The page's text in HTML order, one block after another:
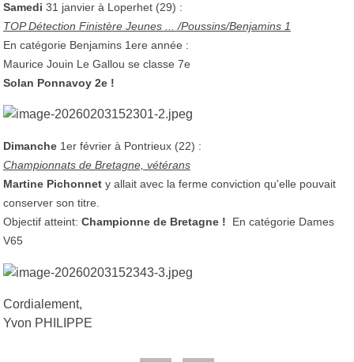
Samedi 31 janvier à Loperhet (29) :
TOP Détection Finistère Jeunes ... /Poussins/Benjamins 1
En catégorie Benjamins 1ere année :
Maurice Jouin Le Gallou se classe 7e
Solan Ponnavoy 2e !
Dimanche 1er février à Pontrieux (22) :
Championnats de Bretagne, vétérans
Martine Pichonnet y allait avec la ferme conviction qu'elle pouvait
conserver son titre.
Objectif atteint: Championne de Bretagne ! En catégorie Dames
V65
Cordialement,
Yvon PHILIPPE